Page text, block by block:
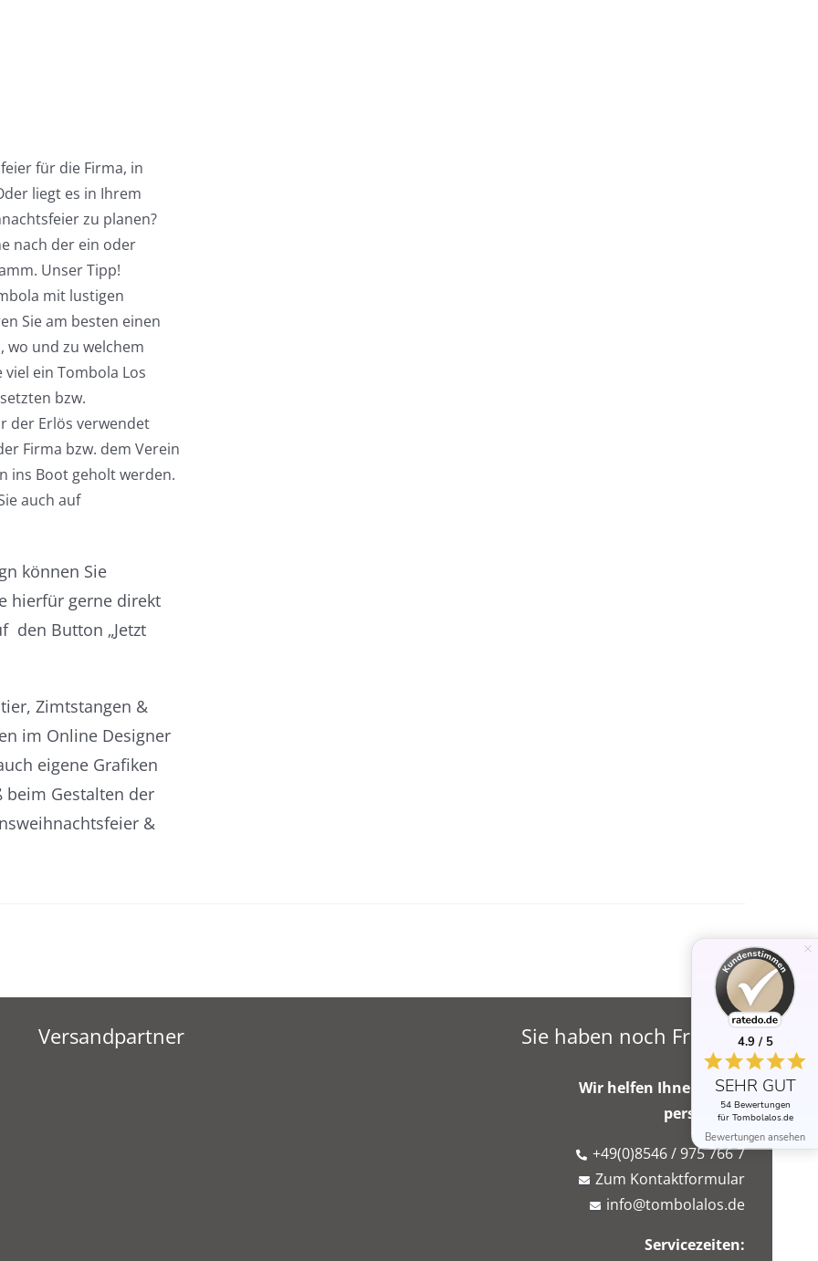
für die Firma, in
liegt es in Ihrem
zu planen?
nach der ein oder
Unser Tipp!
mit lustigen
Sie am besten einen
wo und zu welchem
ein Tombola Los
bzw.
der Erlös verwendet
Firma bzw. dem Verein
ins Boot geholt werden.
auch auf
können Sie
hierfür gerne direkt
den Button „Jetzt
Zimtstangen &
im Online Designer
eigene Grafiken
beim Gestalten der
&
Versandpartner Sie haben noch Fragen?
Wir helfen Ihnen gerne
persönlich!
+49(0)8546 / 975 766 7
Zum Kontaktformular
info@tombolalos.de
Servicezeiten:
4.9 / 5
SEHR GUT
54 Bewertungen
für Tombolalos.de
Bewertungen ansehen